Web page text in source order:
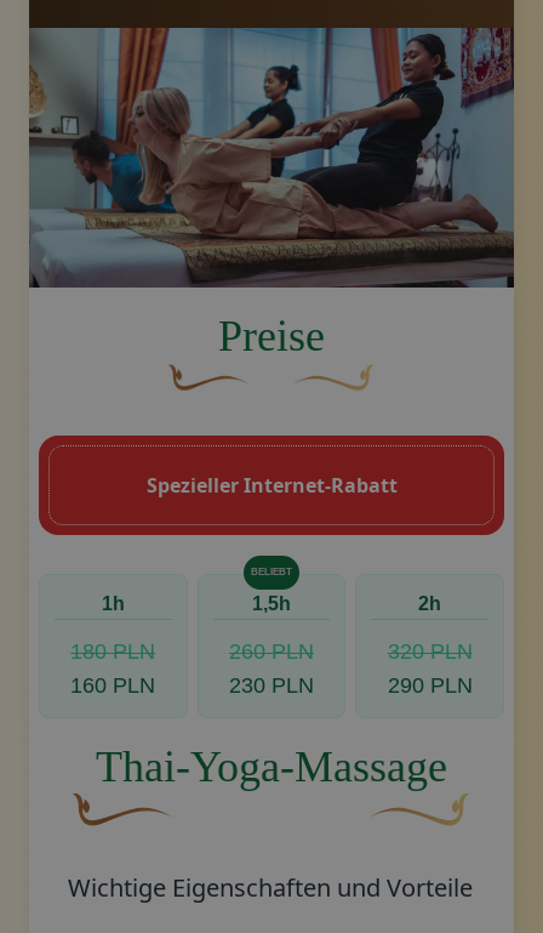
Preise
Spezieller Internet-Rabatt
1h
180 PLN
160 PLN
BELIEBT
1,5h
260 PLN
230 PLN
2h
320 PLN
290 PLN
Thai-Yoga-Massage
Wichtige Eigenschaften und Vorteile